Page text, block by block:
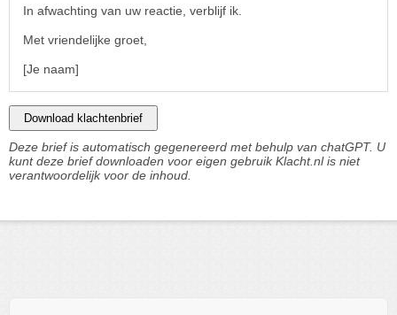
In afwachting van uw reactie, verblijf ik.
Met vriendelijke groet,
[Je naam]
Download klachtenbrief
Deze brief is automatisch gegenereerd met behulp van chatGPT. U
kunt deze brief downloaden voor eigen gebruik Klacht.nl is niet
verantwoordelijk voor de inhoud.